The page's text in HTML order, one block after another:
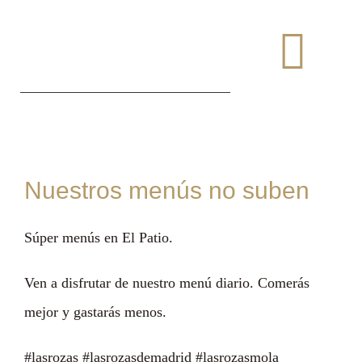
Nuestros menús no suben
Súper menús en El Patio.
Ven a disfrutar de nuestro menú diario. Comerás
mejor y gastarás menos.
#lasrozas #lasrozasdemadrid #lasrozasmola